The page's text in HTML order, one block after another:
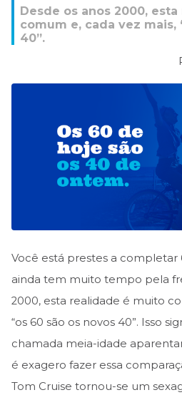
Desde os anos 2000,
comum e, cada vez mais,
40”.
Você está prestes a completar
ainda tem muito tempo pela
2000, esta realidade é muito
“os 60 são os novos 40”. Isso
chamada meia-idade
é exagero fazer essa
Tom Cruise tornou-se um